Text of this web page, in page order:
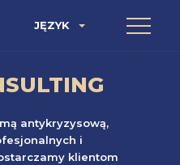
JĘZYK
antykryzysową,
i
klientom